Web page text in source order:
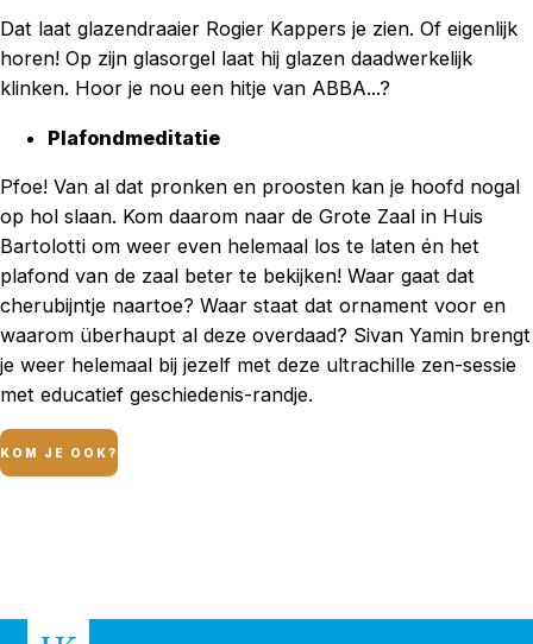
Dat laat glazendraaier Rogier Kappers je zien. Of eigenlijk
horen! Op zijn glasorgel laat hij glazen daadwerkelijk
klinken. Hoor je nou een hitje van ABBA...?
Plafondmeditatie
Pfoe! Van al dat pronken en proosten kan je hoofd nogal
op hol slaan. Kom daarom naar de Grote Zaal in Huis
Bartolotti om weer even helemaal los te laten én het
plafond van de zaal beter te bekijken! Waar gaat dat
cherubijntje naartoe? Waar staat dat ornament voor en
waarom überhaupt al deze overdaad? Sivan Yamin brengt
je weer helemaal bij jezelf met deze ultrachille zen-sessie
met educatief geschiedenis-randje.
KOM JE OOK?